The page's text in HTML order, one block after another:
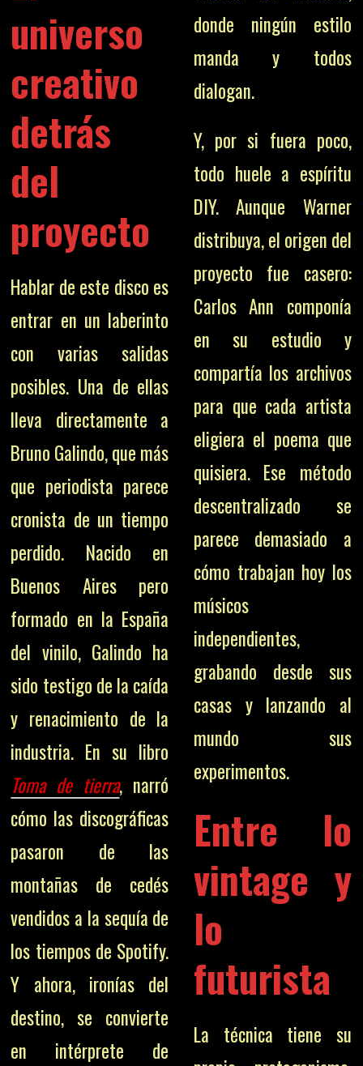
universo
creativo
detrás
del
proyecto
Hablar de este disco es
entrar en un laberinto
con varias salidas
posibles. Una de ellas
lleva directamente a
Bruno Galindo, que más
que periodista parece
cronista de un tiempo
perdido. Nacido en
Buenos Aires pero
formado en la España
del vinilo, Galindo ha
sido testigo de la caída
y renacimiento de la
industria. En su libro
Toma de tierra, narró
cómo las discográficas
pasaron de las
montañas de cedés
vendidos a la sequía de
los tiempos de Spotify.
Y ahora, ironías del
destino, se convierte
en intérprete de
donde ningún estilo
manda y todos
dialogan.
Y, por si fuera poco,
todo huele a espíritu
DIY. Aunque Warner
distribuya, el origen del
proyecto fue casero:
Carlos Ann componía
en su estudio y
compartía los archivos
para que cada artista
eligiera el poema que
quisiera. Ese método
descentralizado se
parece demasiado a
cómo trabajan hoy los
músicos
independientes,
grabando desde sus
casas y lanzando al
mundo sus
experimentos.
Entre lo
vintage y
lo
futurista
La técnica tiene su